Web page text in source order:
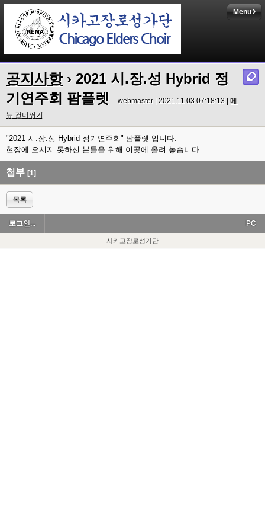
Menu
공지사항› 2021 시.장.성 Hybrid 정
기연주회 팜플렛
webmaster | 2021.11.03 07:18:13 | 메
뉴 건너뛰기
"2021 시.장.성 Hybrid 정기연주회" 팜플렛 입니다.
현장에 오시지 못하신 분들을 위해 이곳에 올려 놓습니다.
첨부 [1]
목록
로그인... PC
시카고장로성가단